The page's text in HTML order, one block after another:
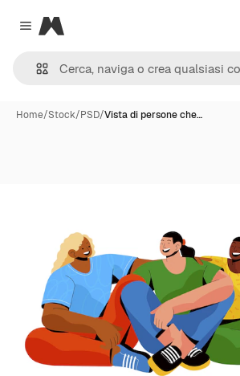
Close menu
Magnific
Home/Stock/PSD/Vista di persone che…